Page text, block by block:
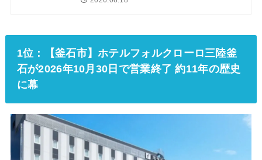
1位：【釜石市】ホテルフォルクローロ三陸釜
石が2026年10月30日で営業終了 約11年の歴史
に幕